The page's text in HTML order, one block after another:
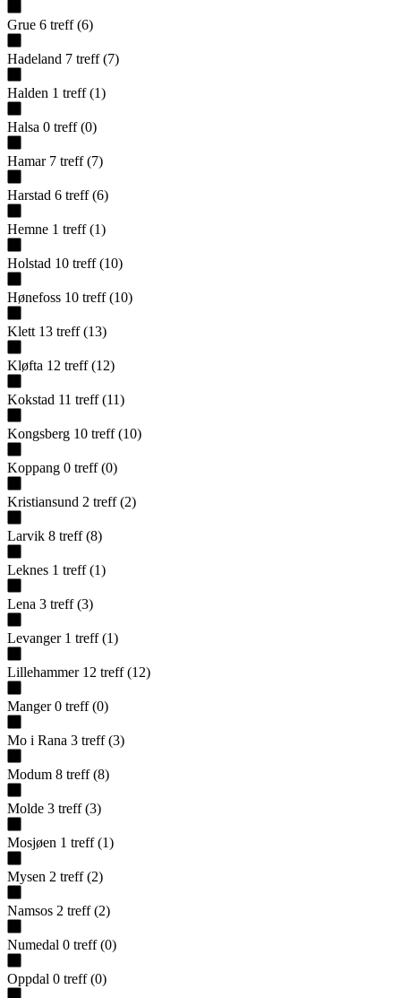
Grue 6 treff (6)
Hadeland 7 treff (7)
Halden 1 treff (1)
Halsa 0 treff (0)
Hamar 7 treff (7)
Harstad 6 treff (6)
Hemne 1 treff (1)
Holstad 10 treff (10)
Hønefoss 10 treff (10)
Klett 13 treff (13)
Kløfta 12 treff (12)
Kokstad 11 treff (11)
Kongsberg 10 treff (10)
Koppang 0 treff (0)
Kristiansund 2 treff (2)
Larvik 8 treff (8)
Leknes 1 treff (1)
Lena 3 treff (3)
Levanger 1 treff (1)
Lillehammer 12 treff (12)
Manger 0 treff (0)
Mo i Rana 3 treff (3)
Modum 8 treff (8)
Molde 3 treff (3)
Mosjøen 1 treff (1)
Mysen 2 treff (2)
Namsos 2 treff (2)
Numedal 0 treff (0)
Oppdal 0 treff (0)